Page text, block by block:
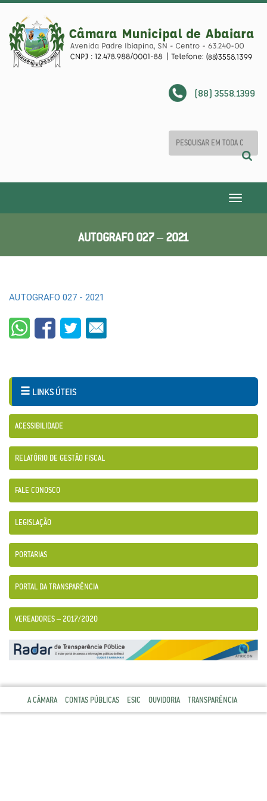
(88) 3558.1399
Toggle
AUTOGRAFO 027 – 2021
AUTOGRAFO 027 - 2021
LINKS ÚTEIS
ACESSIBILIDADE
RELATÓRIO DE GESTÃO FISCAL
FALE CONOSCO
LEGISLAÇÃO
PORTARIAS
PORTAL DA TRANSPARÊNCIA
VEREADORES – 2017/2020
A CÂMARA CONTAS PÚBLICAS ESIC OUVIDORIA TRANSPARÊNCIA